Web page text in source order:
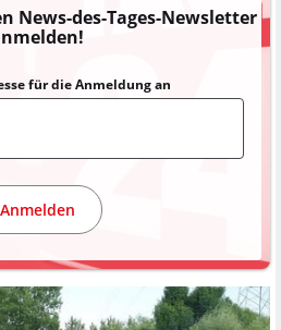
News-des-Tages-Newsletter
für die Anmeldung an
Anmelden